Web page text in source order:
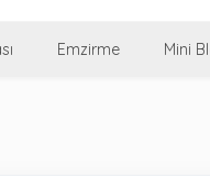
Emzirme Mini